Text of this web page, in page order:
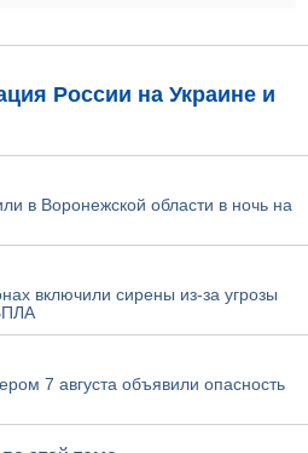
России на Украине и
в Воронежской области в ночь на
включили сирены из-за угрозы
7 августа объявили опасность